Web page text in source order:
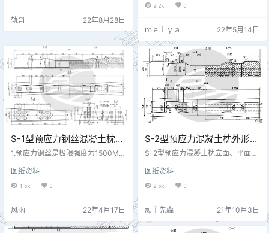
轨哥 22年8月28日
2.2k 0
ｍｅｉｙａ 22年5月14日
S-1型预应力钢丝混凝土枕
(中间断面高165mm)外形尺
1.预应力钢丝是极限强度为1500MP
钢丝。 2.轨枕的一端顶面上应刻印
标志，内容包括型号，厂名及制造
年份。 3.本轨枕适用于下表条件的
类 轴重(T) 铺设根数(根/km) 最高行
车速度(km/h) 43 蒸汽机车 21 1760
60 43 内燃机车 23 1760 60 50 蒸
图纸资料
1.5k 0
风雨 22年4月17日
S-2型预应力混凝土枕外形尺
寸图 专线3226
S-2型预应力混凝土枕立面、平面
图纸资料
2.5k 0
顽主先森 21年10月3日